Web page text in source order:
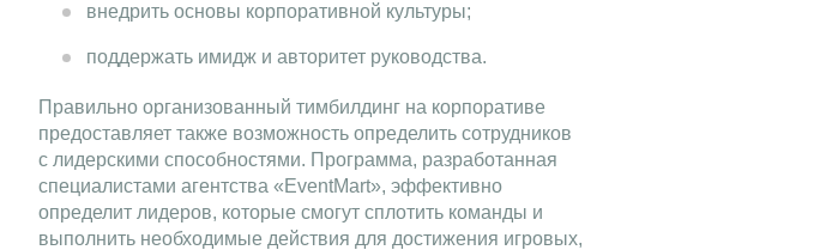
внедрить основы корпоративной культуры;
поддержать имидж и авторитет руководства.
Правильно организованный тимбилдинг на корпоративе
предоставляет также возможность определить сотрудников
с лидерскими способностями. Программа, разработанная
специалистами агентства «EventMart», эффективно
определит лидеров, которые смогут сплотить команды и
выполнить необходимые действия для достижения игровых,